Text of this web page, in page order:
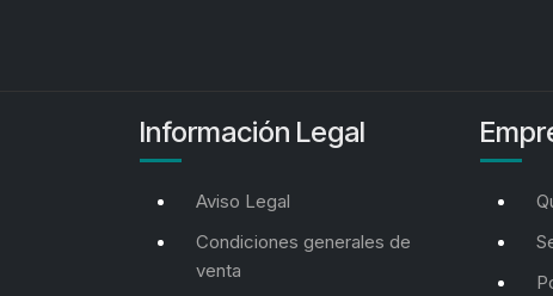
Información Legal
Aviso Legal
Condiciones generales de
venta